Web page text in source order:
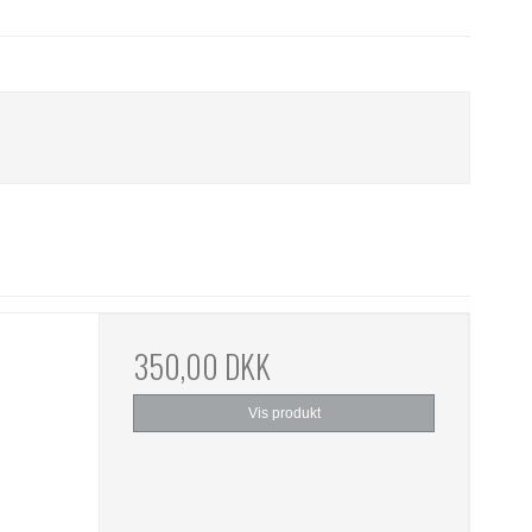
350,00 DKK
Vis produkt